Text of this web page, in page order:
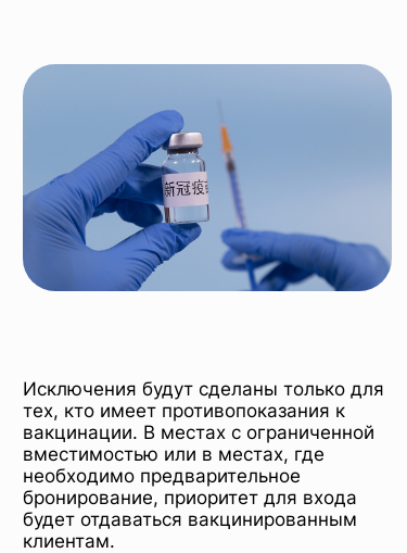
Исключения будут сделаны только для
тех, кто имеет противопоказания к
вакцинации. В местах с ограниченной
вместимостью или в местах, где
необходимо предварительное
бронирование, приоритет для входа
будет отдаваться вакцинированным
клиентам.